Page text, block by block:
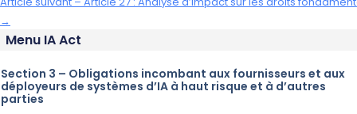
→
Menu IA Act
Section 3 – Obligations incombant aux fournisseurs et aux
déployeurs de systèmes d’IA à haut risque et à d’autres
parties